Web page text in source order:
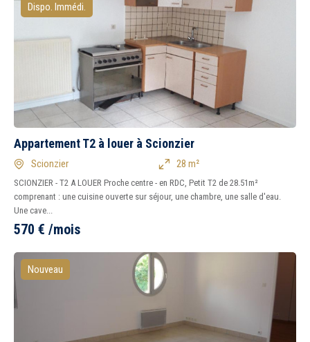
Dispo. Immédi.
Appartement T2 à louer à Scionzier
Scionzier 28 m²
SCIONZIER - T2 A LOUER Proche centre - en RDC, Petit T2 de 28.51m²
comprenant : une cuisine ouverte sur séjour, une chambre, une salle d'eau.
Une cave...
570 € /mois
Nouveau